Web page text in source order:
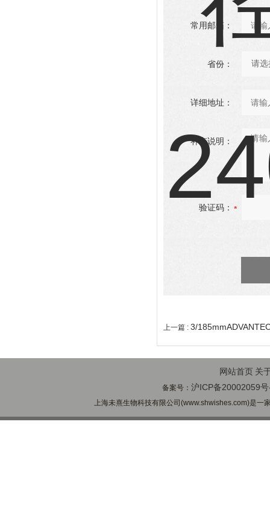
常用邮箱：
省份：
详细地址：
补充说明：
验证码：
上一篇 : 3/
网站首页 关
备案号：沪ICP备20002059
上海未熹生物科技有限公司(www.shwishes.com)是一